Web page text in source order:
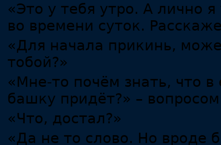
«Это у тебя утро. А лично
во времени суток.
«Для начала прикинь,
тобой?»
«Мне-то почём знать, что
башку придёт?» –
«Что, достал?»
«Да не то слово. Но вроде